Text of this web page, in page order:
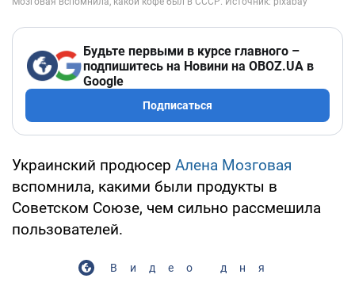
Будьте первыми в курсе главного –
подпишитесь на Новини на OBOZ.UA в
Google
Подписаться
Украинский продюсер Алена Мозговая
вспомнила, какими были продукты в
Советском Союзе, чем сильно рассмешила
пользователей.
Видео дня